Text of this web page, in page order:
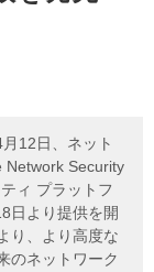
12日、ネット
Network Security
ィ プラットフ
日より提供を開
り、より高度な
のネットワーク